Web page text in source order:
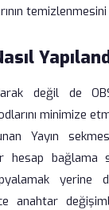
değil de
minimize
Yayın
hesap bağlama
yerine
anahtar